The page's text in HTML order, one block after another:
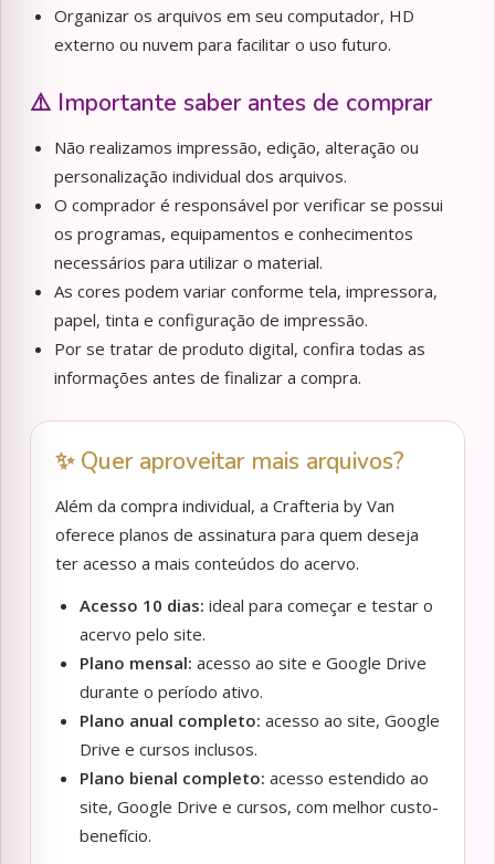
Organizar os arquivos em seu computador, HD
externo ou nuvem para facilitar o uso futuro.
⚠️ Importante saber antes de comprar
Não realizamos impressão, edição, alteração ou
personalização individual dos arquivos.
O comprador é responsável por verificar se possui
os programas, equipamentos e conhecimentos
necessários para utilizar o material.
As cores podem variar conforme tela, impressora,
papel, tinta e configuração de impressão.
Por se tratar de produto digital, confira todas as
informações antes de finalizar a compra.
✨ Quer aproveitar mais arquivos?
Além da compra individual, a Crafteria by Van
oferece planos de assinatura para quem deseja
ter acesso a mais conteúdos do acervo.
Acesso 10 dias: ideal para começar e testar o
acervo pelo site.
Plano mensal: acesso ao site e Google Drive
durante o período ativo.
Plano anual completo: acesso ao site, Google
Drive e cursos inclusos.
Plano bienal completo: acesso estendido ao
site, Google Drive e cursos, com melhor custo-
benefício.